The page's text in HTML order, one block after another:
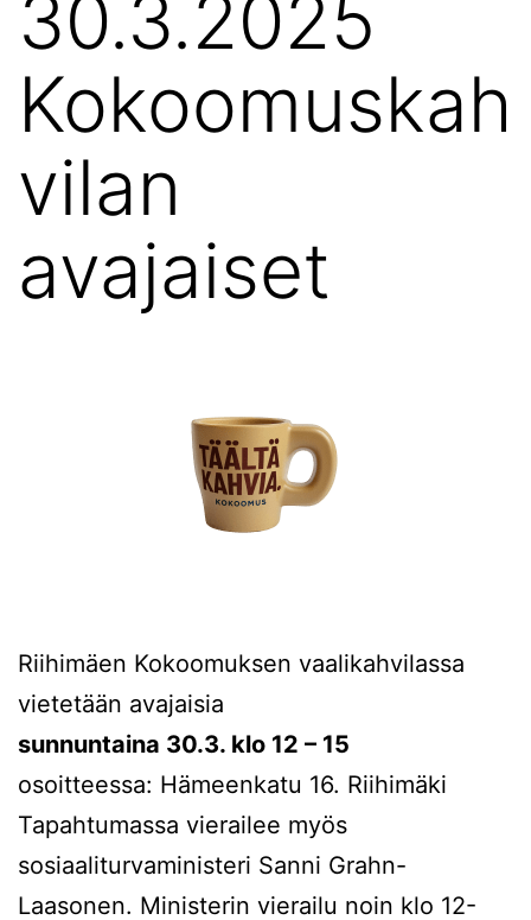
30.3.2025
Kokoomuskah
vilan
avajaiset
Riihimäen Kokoomuksen vaalikahvilassa
vietetään avajaisia
sunnuntaina 30.3. klo 12 – 15
osoitteessa: Hämeenkatu 16. Riihimäki
Tapahtumassa vierailee myös
sosiaaliturvaministeri Sanni Grahn-
Laasonen. Ministerin vierailu noin klo 12-